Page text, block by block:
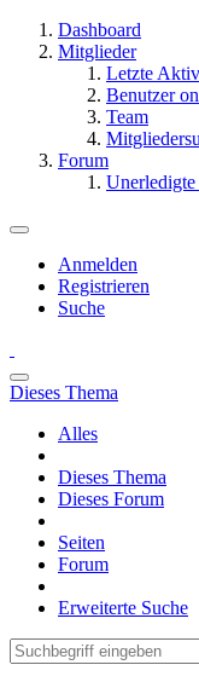
Dashboard
Mitglieder
Letzte
Benutzer
Team
Forum
Unerledigte
Anmelden
Registrieren
Suche
Dieses Thema
Alles
Dieses Thema
Dieses Forum
Seiten
Forum
Erweiterte Suche